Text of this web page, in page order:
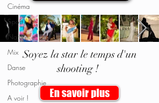
Cinéma
Sport
Nature
Mix
Danse
Photographie
A voir !
Soyez la star le temps d'un
shooting !
En savoir plus